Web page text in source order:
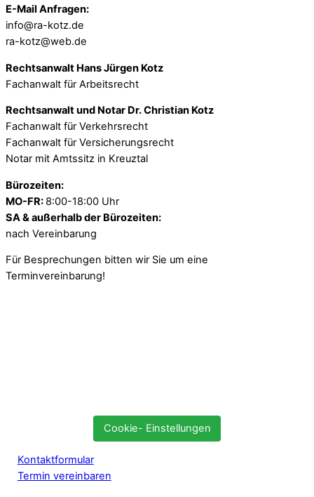
E-Mail Anfragen:
info@ra-kotz.de
ra-kotz@web.de
Rechtsanwalt Hans Jürgen Kotz
Fachanwalt für Arbeitsrecht
Rechtsanwalt und Notar Dr. Christian Kotz
Fachanwalt für Verkehrsrecht
Fachanwalt für Versicherungsrecht
Notar mit Amtssitz in Kreuztal
Bürozeiten:
MO-FR: 8:00-18:00 Uhr
SA & außerhalb der Bürozeiten:
nach Vereinbarung
Für Besprechungen bitten wir Sie um eine
Terminvereinbarung!
Cookie- Einstellungen
Kontaktformular
Termin vereinbaren